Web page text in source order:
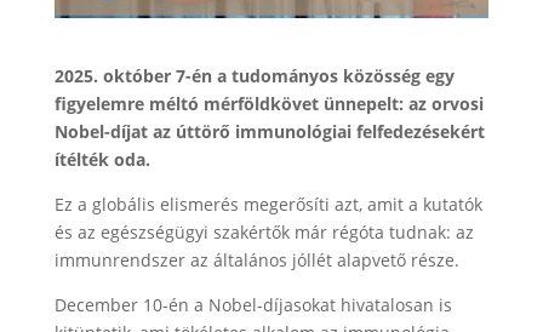
2025. október 7-én a tudományos közösség egy
figyelemre méltó mérföldkövet ünnepelt: az orvosi
Nobel-díjat az úttörő immunológiai felfedezésekért
ítélték oda.
Ez a globális elismerés megerősíti azt, amit a kutatók
és az egészségügyi szakértők már régóta tudnak: az
immunrendszer az általános jóllét alapvető része.
December 10-én a Nobel-díjasokat hivatalosan is